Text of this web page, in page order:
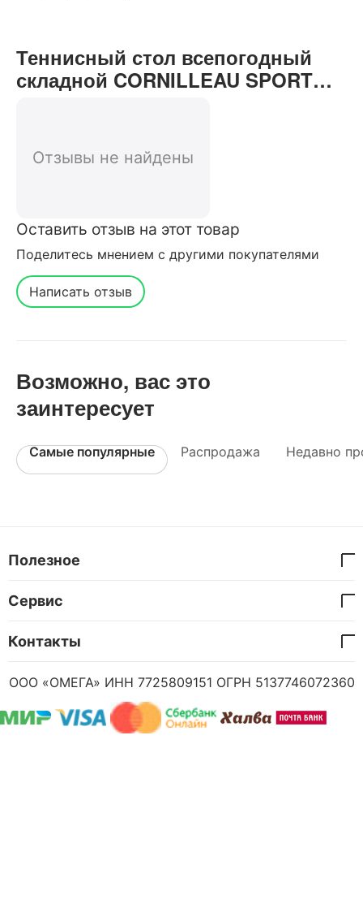
Теннисный стол всепогодный
складной CORNILLEAU SPORT
покупателей нашего интернет-
магазина
Отзывы не найдены
Оставить отзыв на этот товар
Поделитесь мнением с другими покупателями
Написать отзыв
Возможно, вас это
заинтересует
Самые популярные Распродажа Недавно
Полезное
Сервис
Контакты
ООО «ОМЕГА» ИНН 7725809151 ОГРН 5137746072360